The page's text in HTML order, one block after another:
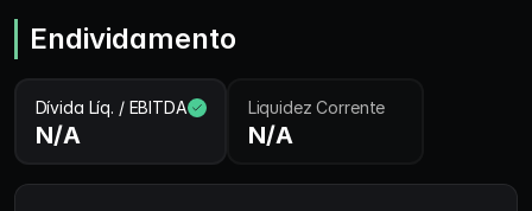
Endividamento
Dívida Líq. / EBITDA
N/A
Liquidez Corrente
N/A